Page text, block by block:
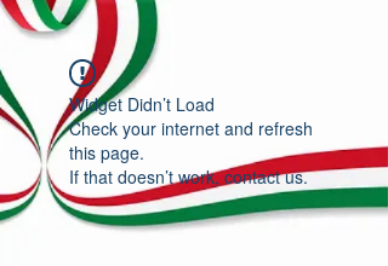
Widget Didn’t Load
Check your internet and refresh
this page.
If that doesn’t work, contact us.